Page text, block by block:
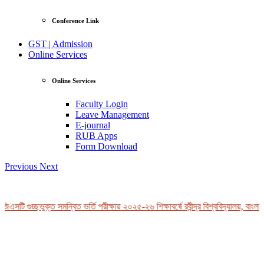
Conference Link
GST | Admission
Online Services
Online Services
Faculty Login
Leave Management
E-journal
RUB Apps
Form Download
Previous Next
গুচ্ছভুক্ত সমন্বিত ভর্তি পরীক্ষায় ২০২৫-২৬ শিক্ষাবর্ষে রবীন্দ্র বিশ্ববিদ্যালয়,